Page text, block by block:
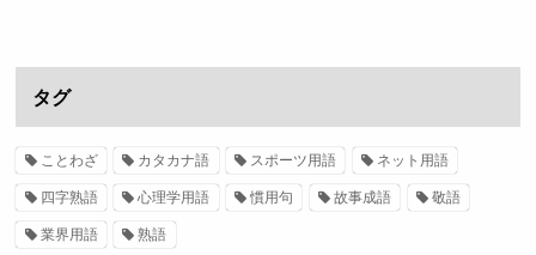
タグ
ことわざ カタカナ語 スポーツ用語 ネット用語
四字熟語 心理学用語 慣用句 故事成語 敬語
業界用語 熟語